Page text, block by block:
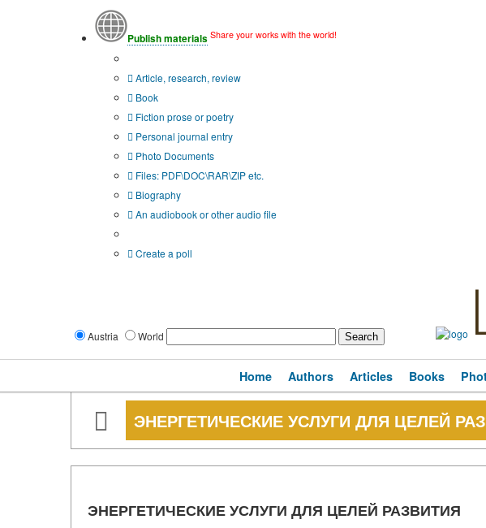
Publish materials Share your works with the world!
Article, research, review
Book
Fiction prose or poetry
Personal journal entry
Photo Documents
Files: PDF\DOC\RAR\ZIP etc.
Biography
An audiobook or other audio file
Create a poll
Austria World
Home Authors Articles Books
ЭНЕРГЕТИЧЕСКИЕ УСЛУГИ ДЛЯ ЦЕЛЕЙ
ЭНЕРГЕТИЧЕСКИЕ УСЛУГИ ДЛЯ ЦЕЛЕЙ РАЗВИТИЯ